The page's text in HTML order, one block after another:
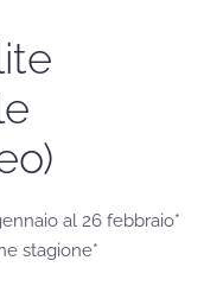
al 26 febbraio*
stagione*